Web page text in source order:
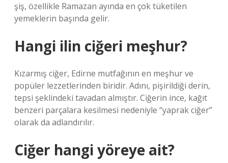
şiş, özellikle Ramazan ayında en çok tüketilen
yemeklerin başında gelir.
Hangi ilin ciğeri meşhur?
Kızarmış ciğer, Edirne mutfağının en meşhur ve
popüler lezzetlerinden biridir. Adını, pişirildiği derin,
tepsi şeklindeki tavadan almıştır. Ciğerin ince, kağıt
benzeri parçalara kesilmesi nedeniyle “yaprak ciğer”
olarak da adlandırılır.
Ciğer hangi yöreye ait?